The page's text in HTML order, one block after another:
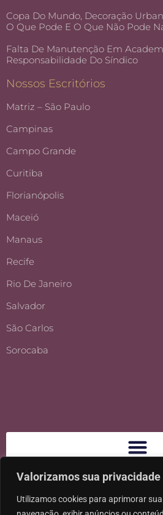
Valorizamos sua privacidade
Utilizamos cookies para aprimorar
Copa Do Mundo, Decoração
O Que Pode E O Que Não Pode
Falta De Manutenção Em
Responsabilidade Do Síndico
Nossos Escritórios
Matriz – São Paulo
Campinas
Campo Grande
Curitiba
Florianópolis
Maceió
Manaus
Recife
Rio De Janeiro
Salvador
São Carlos
Sorocaba